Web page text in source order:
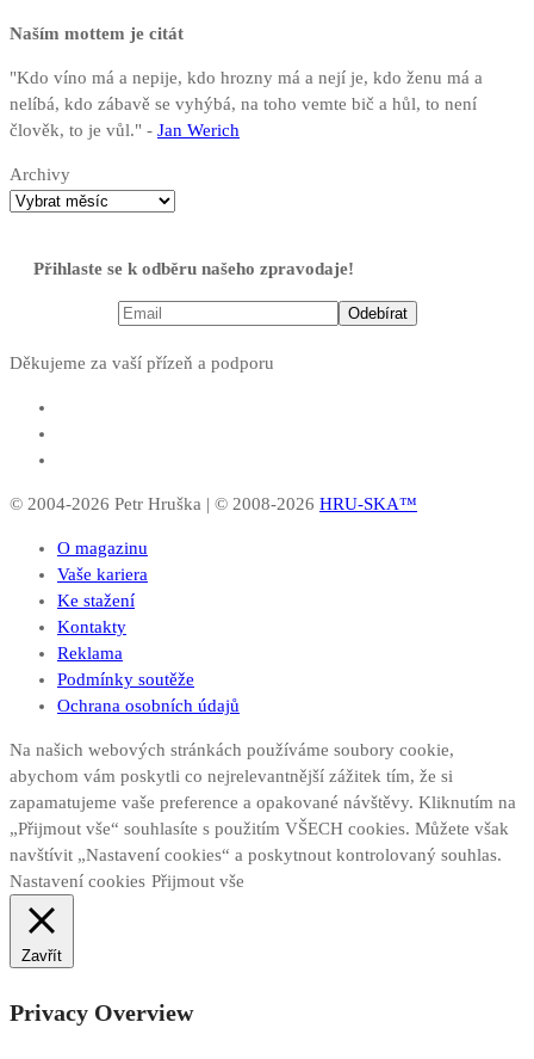
Naším mottem je citát
"Kdo víno má a nepije, kdo hrozny má a nejí je, kdo ženu má a
nelíbá, kdo zábavě se vyhýbá, na toho vemte bič a hůl, to není
člověk, to je vůl." - Jan Werich
Archivy
Přihlaste se k odběru našeho zpravodaje!
Děkujeme za vaší přízeň a podporu
© 2004-2026 Petr Hruška | © 2008-2026 HRU-SKA™
O magazinu
Vaše kariera
Ke stažení
Kontakty
Reklama
Podmínky soutěže
Ochrana osobních údajů
Na našich webových stránkách používáme soubory cookie,
abychom vám poskytli co nejrelevantnější zážitek tím, že si
zapamatujeme vaše preference a opakované návštěvy. Kliknutím na
„Přijmout vše“ souhlasíte s použitím VŠECH cookies. Můžete však
navštívit „Nastavení cookies“ a poskytnout kontrolovaný souhlas.
Nastavení cookies Přijmout vše
Zavřít
Privacy Overview